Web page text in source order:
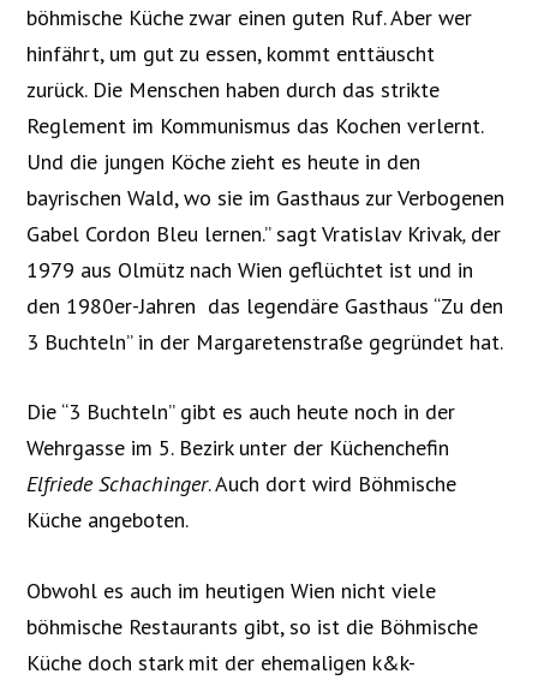
böhmische Küche zwar einen guten Ruf. Aber wer
hinfährt, um gut zu essen, kommt enttäuscht
zurück. Die Menschen haben durch das strikte
Reglement im Kommunismus das Kochen verlernt.
Und die jungen Köche zieht es heute in den
bayrischen Wald, wo sie im Gasthaus zur Verbogenen
Gabel Cordon Bleu lernen.” sagt Vratislav Krivak, der
1979 aus Olmütz nach Wien geflüchtet ist und in
den 1980er-Jahren das legendäre Gasthaus “Zu den
3 Buchteln” in der Margaretenstraße gegründet hat.
Die “3 Buchteln” gibt es auch heute noch in der
Wehrgasse im 5. Bezirk unter der Küchenchefin
Elfriede Schachinger. Auch dort wird Böhmische
Küche angeboten.
Obwohl es auch im heutigen Wien nicht viele
böhmische Restaurants gibt, so ist die Böhmische
Küche doch stark mit der ehemaligen k&k-